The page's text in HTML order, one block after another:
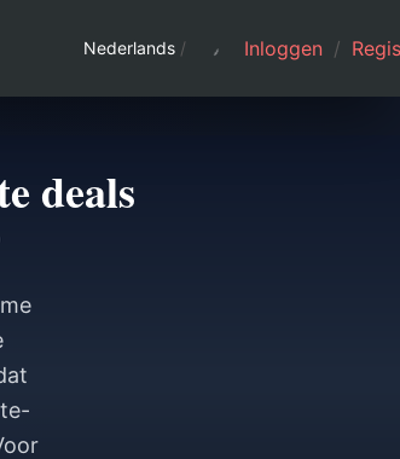
Nederlands / Inloggen /
deals